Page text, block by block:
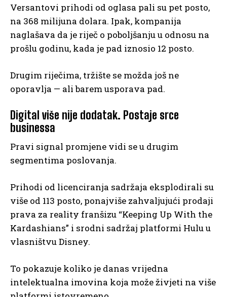
Versantovi prihodi od oglasa pali su pet posto,
na 368 milijuna dolara. Ipak, kompanija
naglašava da je riječ o poboljšanju u odnosu na
prošlu godinu, kada je pad iznosio 12 posto.
Drugim riječima, tržište se možda još ne
oporavlja — ali barem usporava pad.
Digital više nije dodatak. Postaje srce
businessa
Pravi signal promjene vidi se u drugim
segmentima poslovanja.
Prihodi od licenciranja sadržaja eksplodirali su
više od 113 posto, ponajviše zahvaljujući prodaji
prava za reality franšizu “Keeping Up With the
Kardashians” i srodni sadržaj platformi Hulu u
vlasništvu Disney.
To pokazuje koliko je danas vrijedna
intelektualna imovina koja može živjeti na više